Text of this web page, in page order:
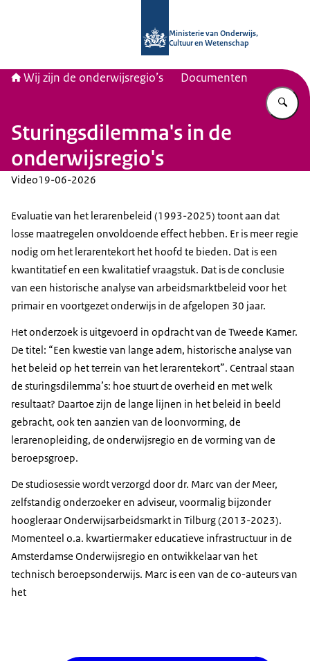
Ministerie van Onderwijs,
Cultuur en Wetenschap
Wij zijn de onderwijsregio’s Documenten
Sturingsdilemma's in de
onderwijsregio's
Video19-06-2026
Evaluatie van het lerarenbeleid (1993-2025) toont aan dat
losse maatregelen onvoldoende effect hebben. Er is meer regie
nodig om het lerarentekort het hoofd te bieden. Dat is een
kwantitatief en een kwalitatief vraagstuk. Dat is de conclusie
van een historische analyse van arbeidsmarktbeleid voor het
primair en voortgezet onderwijs in de afgelopen 30 jaar.
Het onderzoek is uitgevoerd in opdracht van de Tweede Kamer.
De titel: “Een kwestie van lange adem, historische analyse van
het beleid op het terrein van het lerarentekort”. Centraal staan
de sturingsdilemma’s: hoe stuurt de overheid en met welk
resultaat? Daartoe zijn de lange lijnen in het beleid in beeld
gebracht, ook ten aanzien van de loonvorming, de
lerarenopleiding, de onderwijsregio en de vorming van de
beroepsgroep.
De studiosessie wordt verzorgd door dr. Marc van der Meer,
zelfstandig onderzoeker en adviseur, voormalig bijzonder
hoogleraar Onderwijsarbeidsmarkt in Tilburg (2013-2023).
Momenteel o.a. kwartiermaker educatieve infrastructuur in de
Amsterdamse Onderwijsregio en ontwikkelaar van het
technisch beroepsonderwijs. Marc is een van de co-auteurs van
het